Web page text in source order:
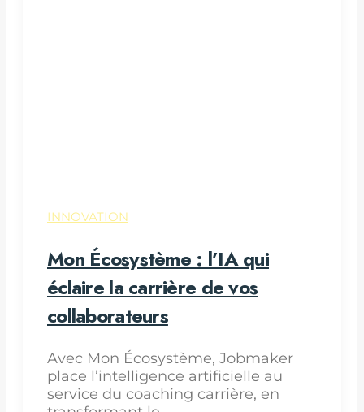
INNOVATION
Mon Écosystème : l’IA qui
éclaire la carrière de vos
collaborateurs
Avec Mon Écosystème, Jobmaker
place l’intelligence artificielle au
service du coaching carrière, en